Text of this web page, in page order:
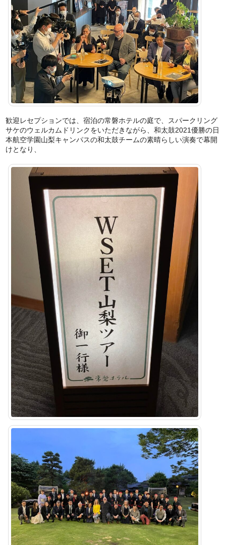
歓迎レセプションでは、宿泊の常磐ホテルの庭で、スパークリング
サケのウェルカムドリンクをいただきながら、和太鼓2021優勝の日
本航空学園山梨キャンパスの和太鼓チームの素晴らしい演奏で幕開
けとなり、